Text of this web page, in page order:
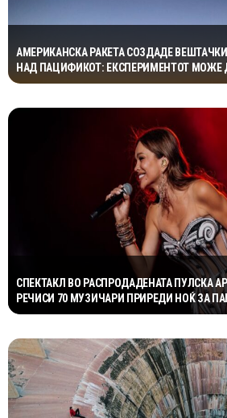
АМЕРИКАНСКА РАКЕТА СОЗДАДЕ
НАД ПАЦИФИКОТ: ЕКСПЕРИМЕНТОТ МОЖЕ
ЗАШТИТАТА НА САТЕЛИТИТЕ
СПЕКТАКЛ ВО РАСПРОДАДЕНАТА ПУЛСКА
РЕЧИСИ 70 МУЗИЧАРИ ПРИРЕДИ НОЌ ЗА